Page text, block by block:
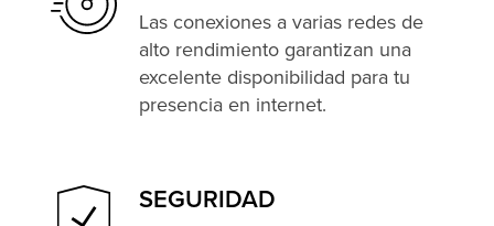
Las conexiones a varias redes de
alto rendimiento garantizan una
excelente disponibilidad para tu
presencia en internet.
SEGURIDAD